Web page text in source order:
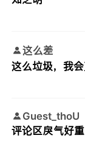
这么差
这么垃圾，我
Guest_thoU
评论区戾气好